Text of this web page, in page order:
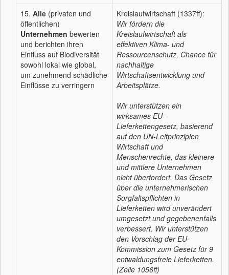
15. Alle (privaten und
öffentlichen)
Unternehmen bewerten
und berichten ihren
Einfluss auf Biodiversität
sowohl lokal wie global,
um zunehmend schädliche
Einflüsse zu verringern
Kreislaufwirtschaft (1337ff):
Wir fördern die
Kreislaufwirtschaft als
effektiven Klima- und
Ressourcenschutz, Chance für
nachhaltige
Wirtschaftsentwicklung und
Arbeitsplätze.
Wir unterstützen ein
wirksames EU-
Lieferkettengesetz, basierend
auf den UN-Leitprinzipien
Wirtschaft und
Menschenrechte, das kleinere
und mittlere Unternehmen
nicht überfordert. Das Gesetz
über die unternehmerischen
Sorgfaltspflichten in
Lieferketten wird unverändert
umgesetzt und gegebenenfalls
verbessert. Wir unterstützen
den Vorschlag der EU-
Kommission zum Gesetz für 9
entwaldungsfreie Lieferketten.
(Zeile 1056ff)